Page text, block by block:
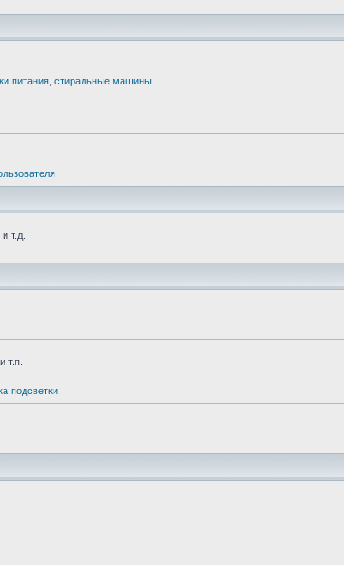
питания стиральные машины
т.д.
т.п.
подсветки